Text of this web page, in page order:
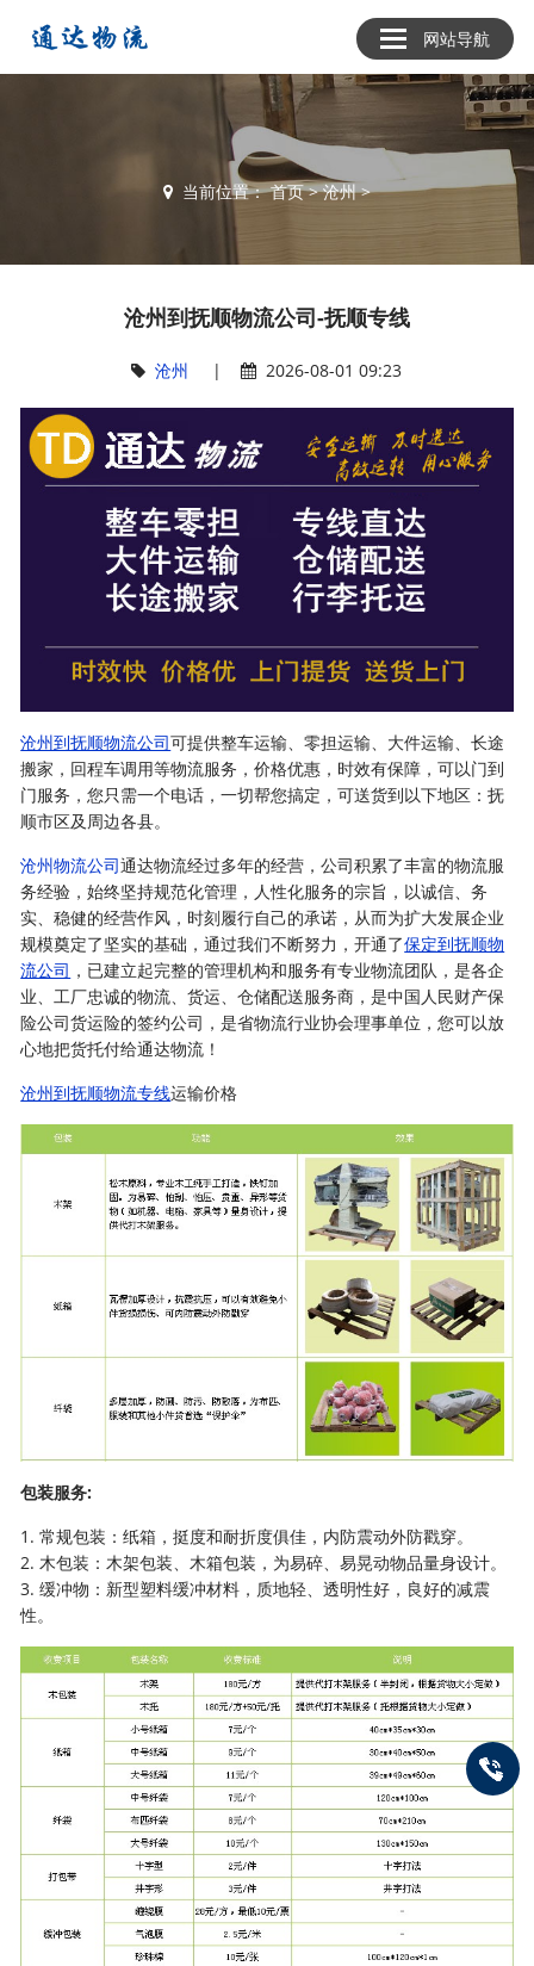
网站导航
当前位置：首页>沧州>
沧州到抚顺物流公司-抚顺专线
沧州 | 2026-08-01 09:23
沧州到抚顺物流公司可提供整车运输、零担运输、大件运输、长途
搬家，回程车调用等物流服务，价格优惠，时效有保障，可以门到
门服务，您只需一个电话，一切帮您搞定，可送货到以下地区：抚
顺市区及周边各县。
沧州物流公司通达物流经过多年的经营，公司积累了丰富的物流服
务经验，始终坚持规范化管理，人性化服务的宗旨，以诚信、务
实、稳健的经营作风，时刻履行自己的承诺，从而为扩大发展企业
规模奠定了坚实的基础，通过我们不断努力，开通了保定到抚顺物
流公司 ，已建立起完整的管理机构和服务有专业物流团队，是各企
业、工厂忠诚的物流、货运、仓储配送服务商，是中国人民财产保
险公司货运险的签约公司，是省物流行业协会理事单位，您可以放
心地把货托付给通达物流！
沧州到抚顺物流专线运输价格
包装服务:
1. 常规包装：纸箱，挺度和耐折度俱佳，内防震动外防戳穿。
2. 木包装：木架包装、木箱包装，为易碎、易晃动物品量身设计。
3. 缓冲物：新型塑料缓冲材料，质地轻、透明性好，良好的减震
性。